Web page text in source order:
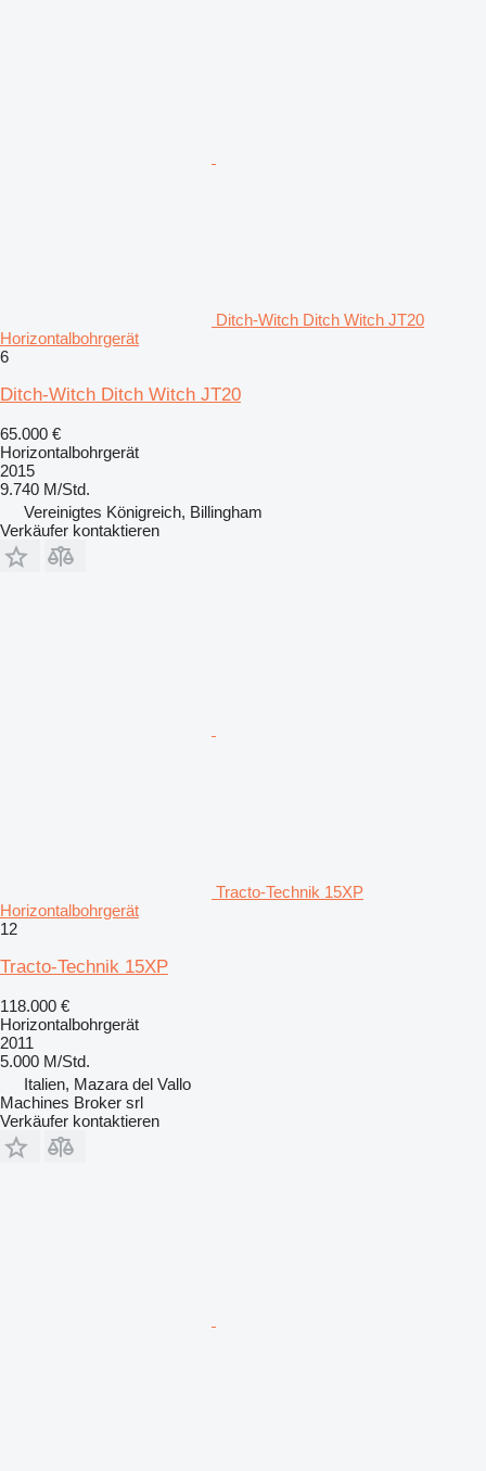
Ditch-Witch Ditch Witch JT20
Horizontalbohrgerät
6
Ditch-Witch Ditch Witch JT20
65.000 €
Horizontalbohrgerät
2015
9.740 M/Std.
Vereinigtes Königreich, Billingham
Verkäufer kontaktieren
Tracto-Technik 15XP
Horizontalbohrgerät
12
Tracto-Technik 15XP
118.000 €
Horizontalbohrgerät
2011
5.000 M/Std.
Italien, Mazara del Vallo
Machines Broker srl
Verkäufer kontaktieren